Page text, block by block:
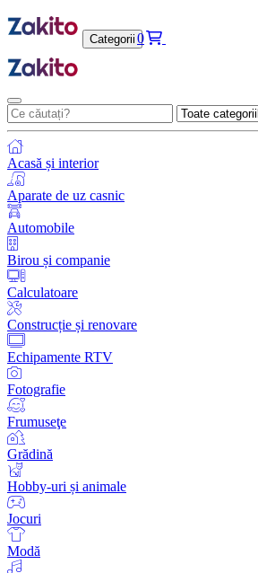
Categorii 0
Acasă și interior
Aparate de uz casnic
Automobile
Birou și companie
Calculatoare
Construcție și renovare
Echipamente RTV
Fotografie
Frumuseţe
Grădină
Hobby-uri și animale
Jocuri
Modă